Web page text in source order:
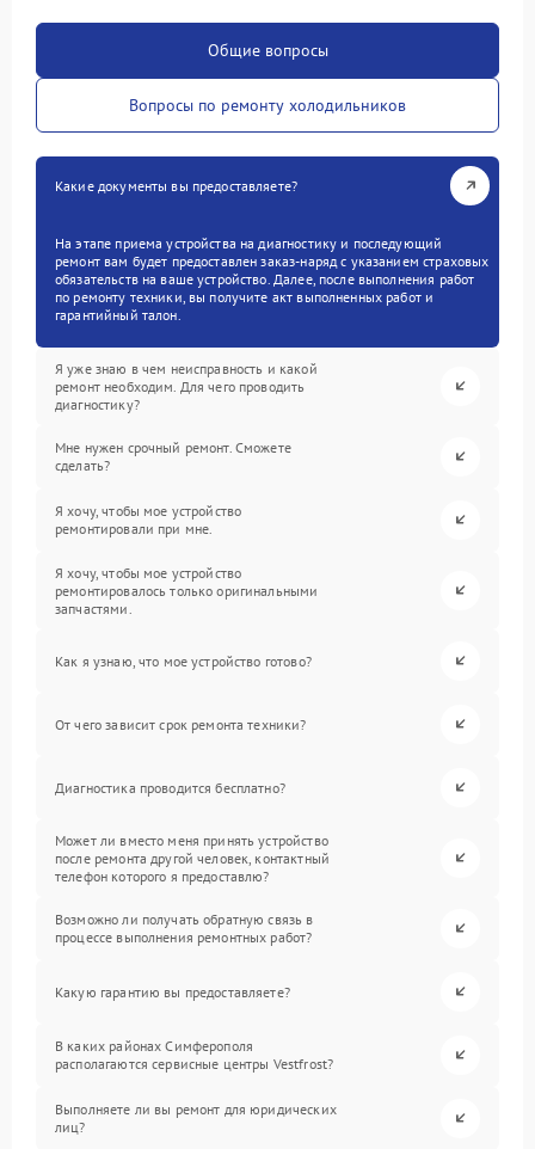
Общие вопросы
Вопросы по ремонту холодильников
Какие документы вы предоставляете?
На этапе приема устройства на диагностику и последующий
ремонт вам будет предоставлен заказ-наряд с указанием страховых
обязательств на ваше устройство. Далее, после выполнения работ
по ремонту техники, вы получите акт выполненных работ и
гарантийный талон.
Я уже знаю в чем неисправность и какой
ремонт необходим. Для чего проводить
диагностику?
Мне нужен срочный ремонт. Сможете
сделать?
Я хочу, чтобы мое устройство
ремонтировали при мне.
Я хочу, чтобы мое устройство
ремонтировалось только оригинальными
запчастями.
Как я узнаю, что мое устройство готово?
От чего зависит срок ремонта техники?
Диагностика проводится бесплатно?
Может ли вместо меня принять устройство
после ремонта другой человек, контактный
телефон которого я предоставлю?
Возможно ли получать обратную связь в
процессе выполнения ремонтных работ?
Какую гарантию вы предоставляете?
В каких районах Симферополя
располагаются сервисные центры Vestfrost?
Выполняете ли вы ремонт для юридических
лиц?